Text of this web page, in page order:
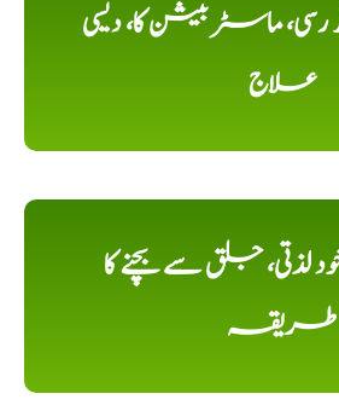
ماسٹر بیشن کا، دیسی
علاج
لذتی، جلق سے بچنے کا
طریقہ